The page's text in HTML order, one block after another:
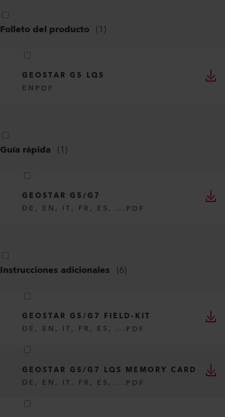
Folleto del producto (1)
GEOSTAR G5 LQS
EN PDF
Guía rápida (1)
GEOSTAR G5/G7
DE, EN, IT, FR, ES, ... PDF
Instrucciones adicionales (6)
GEOSTAR G5/G7 FIELD-KIT
DE, EN, IT, FR, ES, ... PDF
GEOSTAR G5/G7 LQS MEMORY CARD
DE, EN, IT, FR, ES, ... PDF